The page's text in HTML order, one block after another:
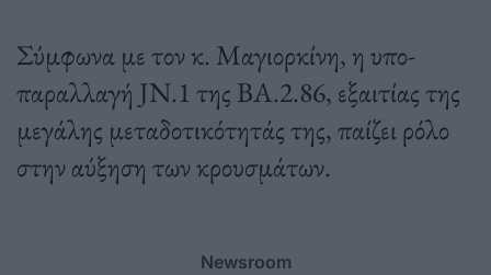
Σύμφωνα με τον κ. Μαγιορκίνη, η υπο-
παραλλαγή JN.1 της ΒΑ.2.86, εξαιτίας της
μεγάλης μεταδοτικότητάς της, παίζει ρόλο
στην αύξηση των κρουσμάτων.
Newsroom